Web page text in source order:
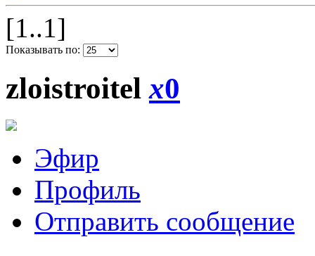
[1..1]
Показывать по:
zloistroitelx0
Эфир
Профиль
Отправить сообщение